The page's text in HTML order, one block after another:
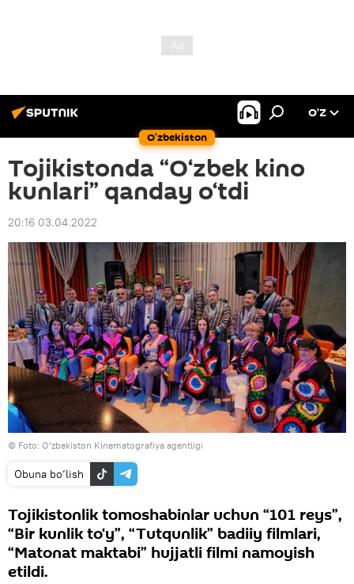
O‘zbekiston
O’Z
Tojikistonda “O‘zbek kino
kunlari” qanday o‘tdi
20:16 03.04.2022
© Foto: O‘zbekiston Kinematografiya agentligi
Obuna bo‘lish
Tojikistonlik tomoshabinlar uchun “101 reys”,
“Bir kunlik to‘y”, “Tutqunlik” badiiy filmlari,
“Matonat maktabi” hujjatli filmi namoyish
etildi.